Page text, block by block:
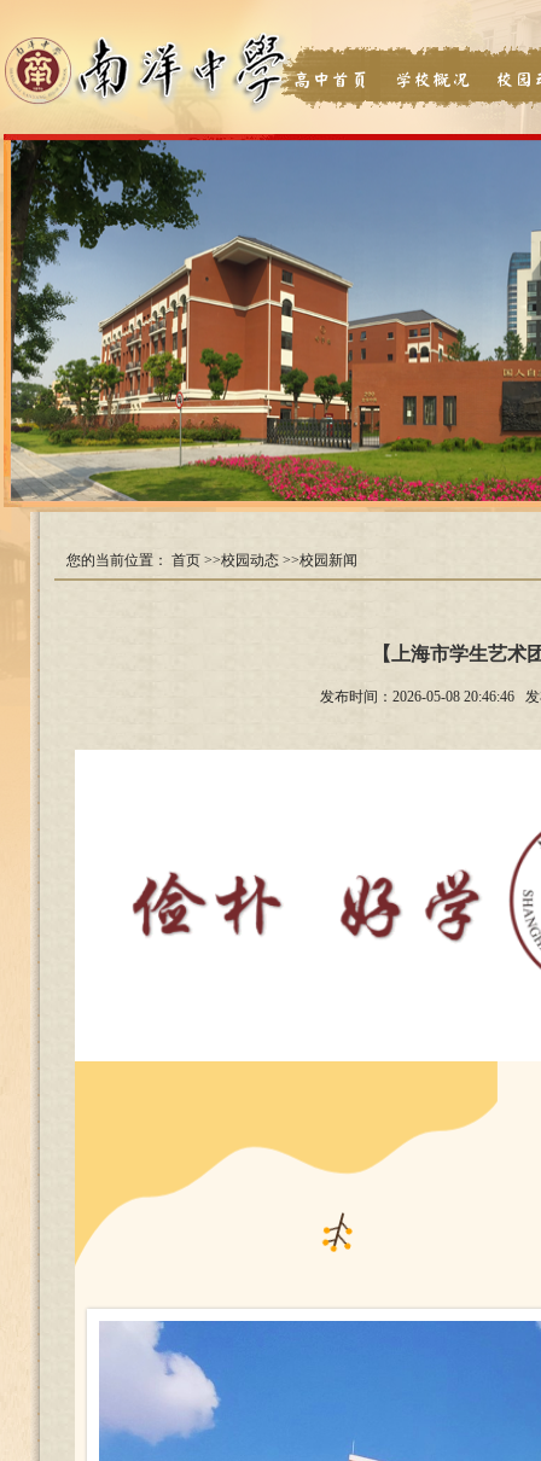
高中首页 学校概况 校园
您的当前位置： 首页 >>校园动态 >>校园新闻
【上海市学生艺术
发布时间：2026-05-08 20:46:46